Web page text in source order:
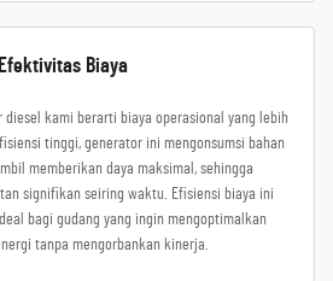
Efektivitas Biaya
diesel kami berarti biaya operasional yang lebih
tinggi, generator ini mengonsumsi bahan
memberikan daya maksimal, sehingga
signifikan seiring waktu. Efisiensi biaya ini
bagi gudang yang ingin mengoptimalkan
tanpa mengorbankan kinerja.